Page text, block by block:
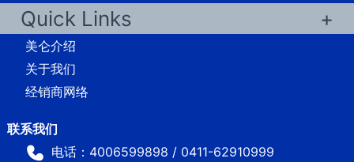
Quick Links
美仑介绍
关于我们
经销商网络
电话：4006599898 / 0411-62910999